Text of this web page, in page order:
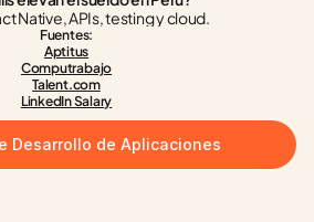
Native, APIs, testing y cloud.
Fuentes:
Aptitus
Computrabajo
Talent.com
LinkedIn Salary
Desarrollo de Aplicaciones